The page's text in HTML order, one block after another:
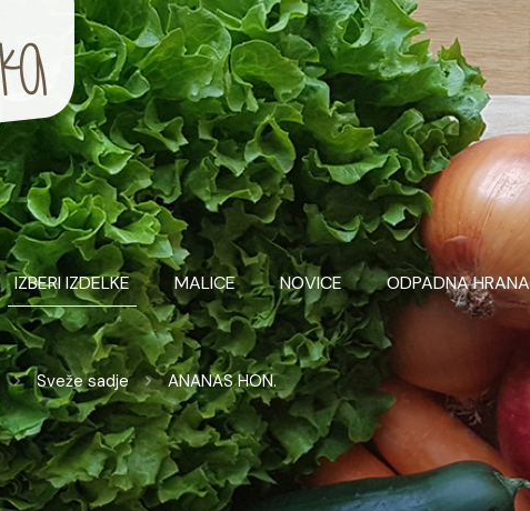
IZBERI IZDELKE MALICE NOVICE ODPADNA HRANA
Sveže sadje ANANAS HON.